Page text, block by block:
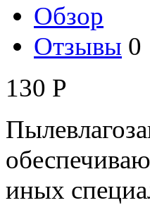
Обзор
Отзывы 0
130 Р
иных